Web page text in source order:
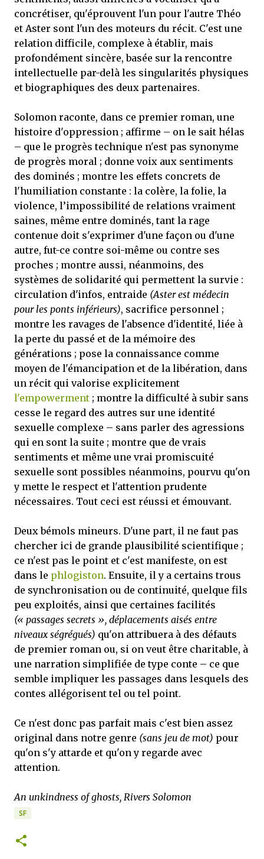
concrétiser, qu'éprouvent l'un pour l'autre Théo
et Aster sont l'un des moteurs du récit. C'est une
relation difficile, complexe à établir, mais
profondément sincère, basée sur la rencontre
intellectuelle par-delà les singularités physiques
et biographiques des deux partenaires.
Solomon raconte, dans ce premier roman, une
histoire d'oppression ; affirme – on le sait hélas
– que le progrès technique n'est pas synonyme
de progrès moral ; donne voix aux sentiments
des dominés ; montre les effets concrets de
l'humiliation constante : la colère, la folie, la
violence, l’impossibilité de relations vraiment
saines, même entre dominés, tant la rage
contenue doit s'exprimer d'une façon ou d'une
autre, fut-ce contre soi-même ou contre ses
proches ; montre aussi, néanmoins, des
systèmes de solidarité qui permettent la survie :
circulation d'infos, entraide (Aster est médecin
pour les ponts inférieurs), sacrifice personnel ;
montre les ravages de l'absence d'identité, liée à
la perte du passé et de la mémoire des
générations ; pose la connaissance comme
moyen de l'émancipation et de la libération, dans
un récit qui valorise explicitement
l'empowerment ; montre la difficulté à subir sans
cesse le regard des autres sur une identité
sexuelle complexe – sans parler des agressions
qui en sont la suite ; montre que de vrais
sentiments et même une vrai promiscuité
sexuelle sont possibles néanmoins, pourvu qu'on
y mette le respect et l'attention prudente
nécessaires. Tout ceci est réussi et émouvant.
Deux bémols mineurs. D'une part, il ne faut pas
chercher ici de grande plausibilité scientifique ;
ce n'est pas le point et c'est manifeste, on est
dans le phlogiston. Ensuite, il y a certains trous
de synchronisation ou de continuité, quelque fils
peu exploités, ainsi que certaines facilités
(« passages secrets », déplacements aisés entre
niveaux ségrégués) qu'on attribuera à des défauts
de premier roman ou, si on veut être charitable, à
une narration simplifiée de type conte – ce que
semble impliquer les passages dans lesquels des
contes allégorisent tel ou tel point.
Ce n'est donc pas parfait mais c'est bien assez
original dans notre genre (sans jeu de mot) pour
qu'on s'y attarde et qu'on y regarde avec
attention.
An unkindness of ghosts, Rivers Solomon
SF